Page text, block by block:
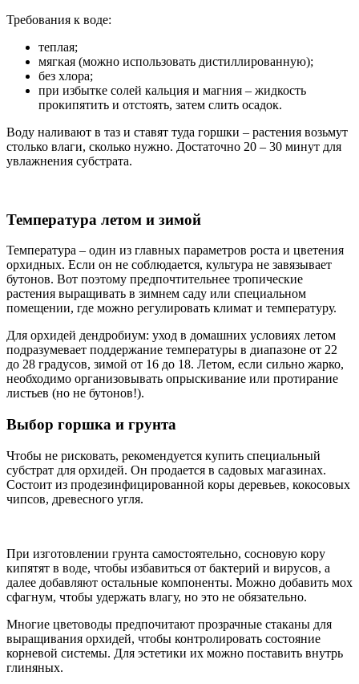
Требования к воде:
теплая;
мягкая (можно использовать дистиллированную);
без хлора;
при избытке солей кальция и магния – жидкость
прокипятить и отстоять, затем слить осадок.
Воду наливают в таз и ставят туда горшки – растения возьмут
столько влаги, сколько нужно. Достаточно 20 – 30 минут для
увлажнения субстрата.
Температура летом и зимой
Температура – один из главных параметров роста и цветения
орхидных. Если он не соблюдается, культура не завязывает
бутонов. Вот поэтому предпочтительнее тропические
растения выращивать в зимнем саду или специальном
помещении, где можно регулировать климат и температуру.
Для орхидей дендробиум: уход в домашних условиях летом
подразумевает поддержание температуры в диапазоне от 22
до 28 градусов, зимой от 16 до 18. Летом, если сильно жарко,
необходимо организовывать опрыскивание или протирание
листьев (но не бутонов!).
Выбор горшка и грунта
Чтобы не рисковать, рекомендуется купить специальный
субстрат для орхидей. Он продается в садовых магазинах.
Состоит из продезинфицированной коры деревьев, кокосовых
чипсов, древесного угля.
При изготовлении грунта самостоятельно, сосновую кору
кипятят в воде, чтобы избавиться от бактерий и вирусов, а
далее добавляют остальные компоненты. Можно добавить мох
сфагнум, чтобы удержать влагу, но это не обязательно.
Многие цветоводы предпочитают прозрачные стаканы для
выращивания орхидей, чтобы контролировать состояние
корневой системы. Для эстетики их можно поставить внутрь
глиняных.